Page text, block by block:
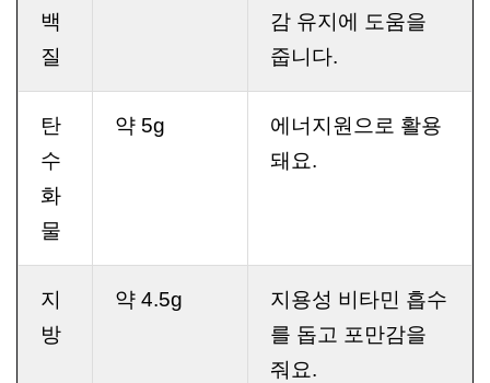
백
질
감 유지에 도움을
줍니다.
탄
수
화
물
약 5g
에너지원으로 활용
돼요.
지
방
약 4.5g
지용성 비타민 흡수
를 돕고 포만감을
줘요.